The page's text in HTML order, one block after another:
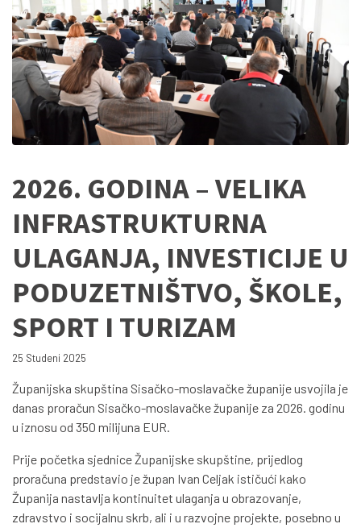
2026. GODINA – VELIKA
INFRASTRUKTURNA
ULAGANJA, INVESTICIJE U
PODUZETNIŠTVO, ŠKOLE,
SPORT I TURIZAM
25 Studeni 2025
Županijska skupština Sisačko-moslavačke županije usvojila je
danas proračun Sisačko-moslavačke županije za 2026. godinu
u iznosu od 350 milijuna EUR.
Prije početka sjednice Županijske skupštine, prijedlog
proračuna predstavio je župan Ivan Celjak ističući kako
Županija nastavlja kontinuitet ulaganja u obrazovanje,
zdravstvo i socijalnu skrb, ali i u razvojne projekte, posebno u